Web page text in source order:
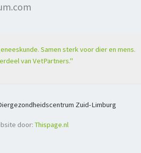
Samen sterk voor dier en mens.
van VetPartners."
Zuid-Limburg
door: Thispage.nl